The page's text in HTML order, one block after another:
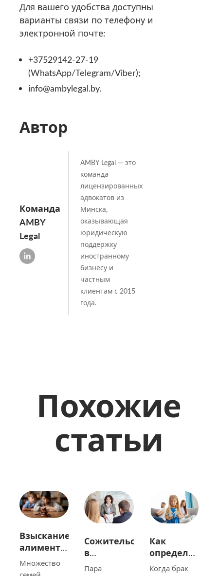
Для вашего удобства доступны
варианты связи по телефону и
электронной почте:
+37529142-27-19
(WhatsApp/Telegram/Viber);
info@ambylegal.by.
Автор
Команда
AMBY
Legal
AMBY Legal — это
команда
лицензированных
адвокатов из
Минска,
оказывающая
юридическую
поддержку
иностранному
бизнесу и
частным
клиентам с 2015
года.
Похожие
статьи
Взыскание
алиментов
с
иностранного
Множество
Сожительство
в
Беларуси:
Пара
Как
определяется
место
Когда брак